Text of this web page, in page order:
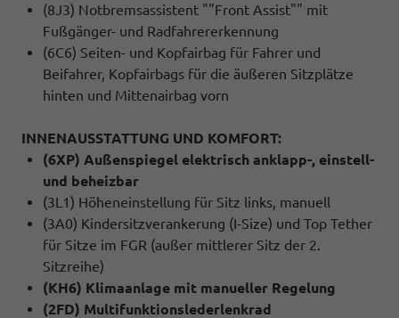
(8J3) Notbremsassistent ""Front Assist"" mit
Fußgänger- und Radfahrererkennung
(6C6) Seiten- und Kopfairbag für Fahrer und
Beifahrer, Kopfairbags für die äußeren Sitzplätze
hinten und Mittenairbag vorn
INNENAUSSTATTUNG UND KOMFORT:
(6XP) Außenspiegel elektrisch anklapp-, einstell-
und beheizbar
(3L1) Höheneinstellung für Sitz links, manuell
(3A0) Kindersitzverankerung (I-Size) und Top Tether
für Sitze im FGR (außer mittlerer Sitz der 2.
Sitzreihe)
(KH6) Klimaanlage mit manueller Regelung
(2FD) Multifunktionslederlenkrad